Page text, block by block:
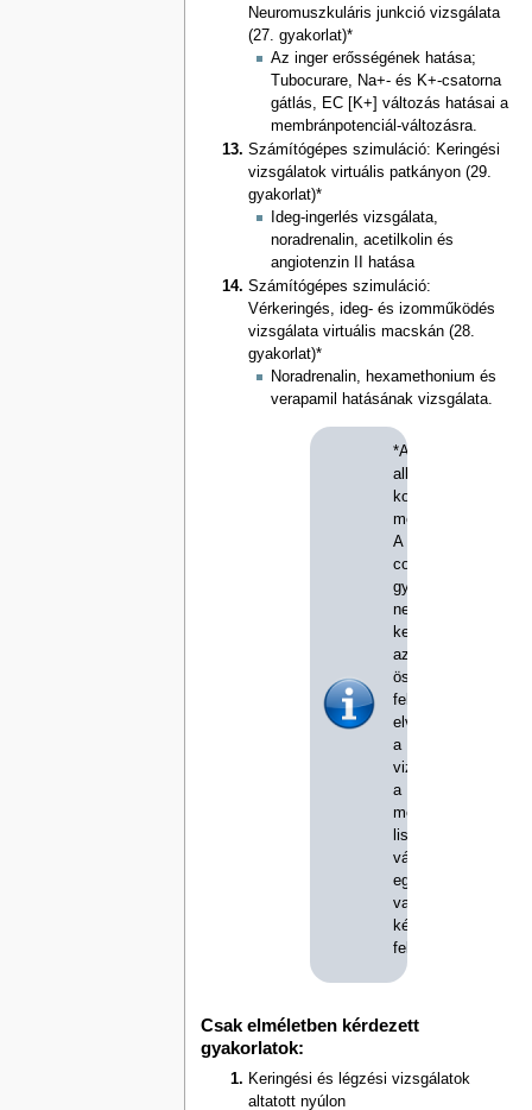
Neuromuszkuláris junkció vizsgálata
(27. gyakorlat)*
Az inger erősségének hatása;
Tubocurare, Na+- és K+-csatorna
gátlás, EC [K+] változás hatásai a
membránpotenciál-változásra.
Számítógépes szimuláció: Keringési
vizsgálatok virtuális patkányon (29.
gyakorlat)*
Ideg-ingerlés vizsgálata,
noradrenalin, acetilkolin és
angiotenzin II hatása
Számítógépes szimuláció:
Vérkeringés, ideg- és izomműködés
vizsgálata virtuális macskán (28.
gyakorlat)*
Noradrenalin, hexamethonium és
verapamil hatásának vizsgálata.
*Az
alkalmazandó
koncentrációkat/
megadjuk!
A
computeres
gyakorlatoknál
nem
kell
az
összes
feladatot
elvégezni,
a
vizsgáztató
a
megadott
listából
választ
egy
vagy
két
feladatot.
Csak elméletben kérdezett
gyakorlatok:
Keringési és légzési vizsgálatok
altatott nyúlon